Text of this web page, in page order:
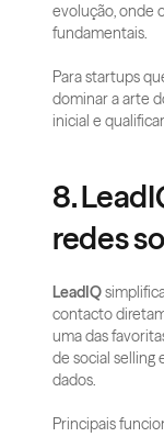
evolução, onde
fundamentais.
Para startups
dominar a arte
inicial e
8.
redes
LeadIQ
contacto
uma das
de social selling
dados.
Principais